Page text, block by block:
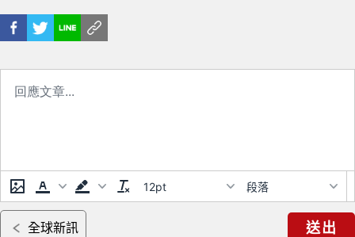
12pt 段落
全球新訊 送出